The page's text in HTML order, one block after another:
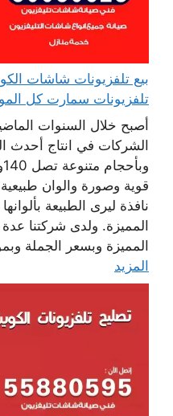
تلفزيونات سمارت كل
أصبح خلال السنوات
الشركات في انتاج أحدث
قوية وصورة والوان
نافذة ليرى الطبيعة
المميزة. ولدى شركتنا
المميزة وبسعر الجملة
المزيد